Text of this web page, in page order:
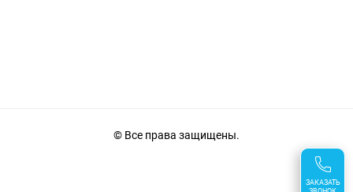
ЗАКАЗАТЬ
© Все права защищены.